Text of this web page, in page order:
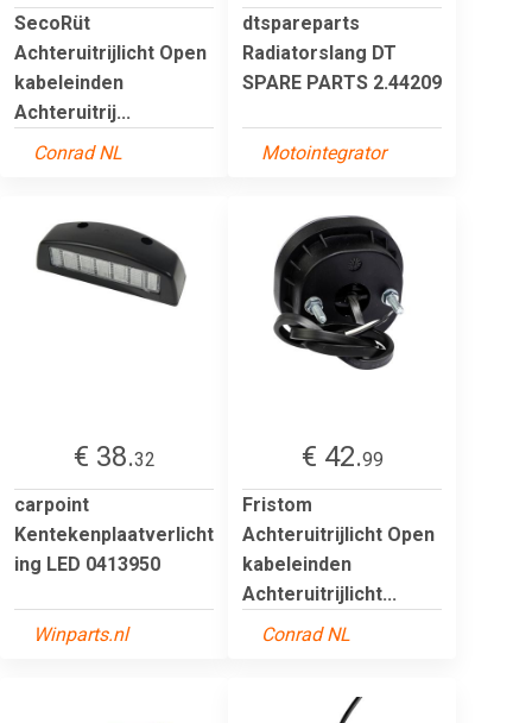
SecoRüt
Achteruitrijlicht Open
kabeleinden
Achteruitrij...
Conrad NL
dtspareparts
Radiatorslang DT
SPARE PARTS 2.44209
Motointegrator
€ 38.32
carpoint
Kentekenplaatverlicht
ing LED 0413950
Winparts.nl
€ 42.99
Fristom
Achteruitrijlicht Open
kabeleinden
Achteruitrijlicht...
Conrad NL